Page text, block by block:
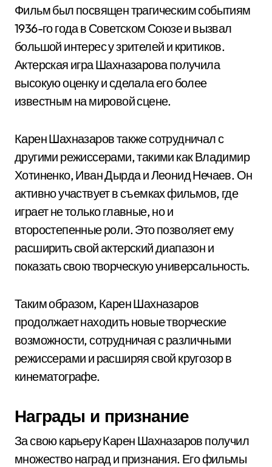
Фильм был посвящен трагическим событиям
1936-го года в Советском Союзе и вызвал
большой интерес у зрителей и критиков.
Актерская игра Шахназарова получила
высокую оценку и сделала его более
известным на мировой сцене.
Карен Шахназаров также сотрудничал с
другими режиссерами, такими как Владимир
Хотиненко, Иван Дырда и Леонид Нечаев. Он
активно участвует в съемках фильмов, где
играет не только главные, но и
второстепенные роли. Это позволяет ему
расширить свой актерский диапазон и
показать свою творческую универсальность.
Таким образом, Карен Шахназаров
продолжает находить новые творческие
возможности, сотрудничая с различными
режиссерами и расширяя свой кругозор в
кинематографе.
Награды и признание
За свою карьеру Карен Шахназаров получил
множество наград и признания. Его фильмы